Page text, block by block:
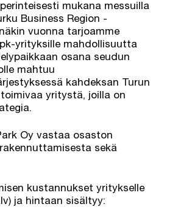
mukana messuilla
Business Region -
vuonna tarjoamme
yrityksille mahdollisuutta
osana seudun
mahtuu
kahdeksan Turun
yritystä, joilla on
Oy vastaa osaston
sekä
kustannukset yritykselle
ja hintaan sisältyy: